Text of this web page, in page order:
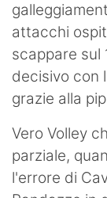
attacchi
scappare sul
decisivo con
grazie alla
Vero Volley
parziale,
l'errore di